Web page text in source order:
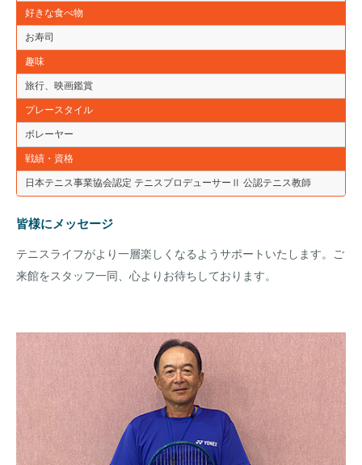
好きな食べ物
お寿司
趣味
旅行、映画鑑賞
プレースタイル
ボレーヤー
戦績・資格
日本テニス事業協会認定 テニスプロデューサーⅡ 公認テニス教師
皆様にメッセージ
テニスライフがより一層楽しくなるようサポートいたします。ご
来館をスタッフ一同、心よりお待ちしております。